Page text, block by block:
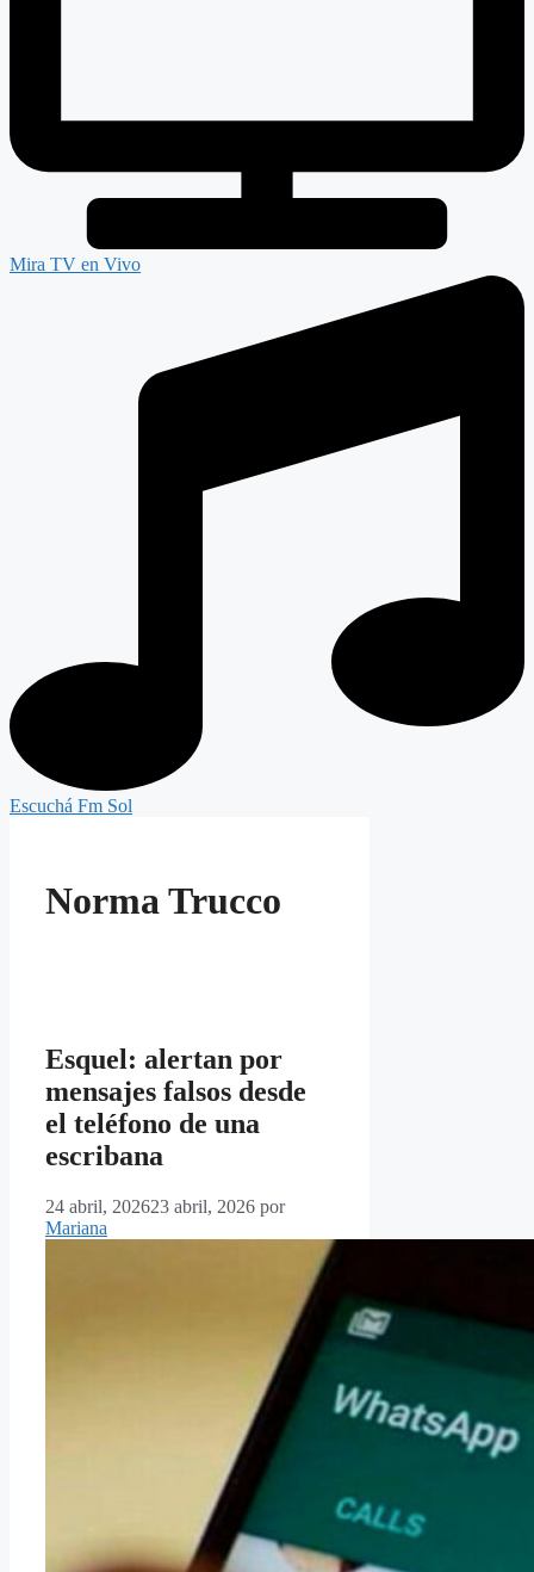
Mira TV en Vivo
Escuchá Fm Sol
Norma Trucco
Esquel: alertan por
mensajes falsos desde
el teléfono de una
escribana
24 abril, 202623 abril, 2026 por
Mariana